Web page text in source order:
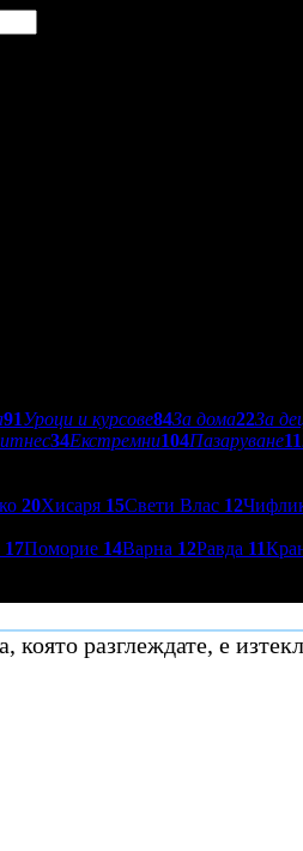
91Уроци и курсове84За дома22За
34Екстремни104Пазаруване
20Хисаря 15Свети Влас 12
17Поморие 14Варна 12Равда 11
която разглеждате, е